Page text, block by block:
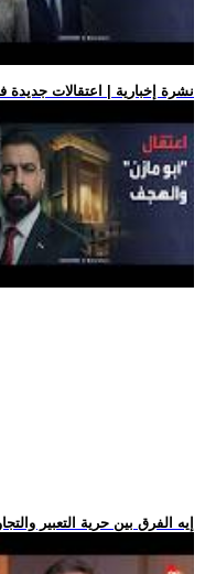
.. نشرة إخبارية | اعتقالات
.. إيه الفرق بين حرية التعبير